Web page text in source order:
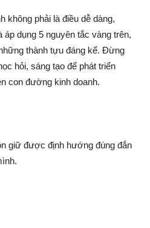
không phải là điều dễ dàng,
dụng 5 nguyên tắc vàng trên,
thành tựu đáng kể. Đừng
hỏi, sáng tạo để phát triển
con đường kinh doanh.
giữ được định hướng đúng đắn